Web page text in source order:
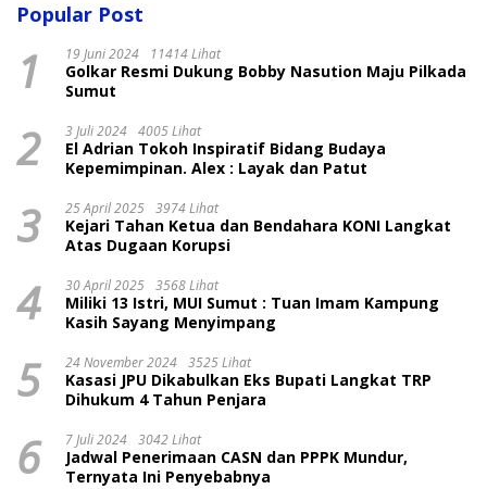
Popular Post
1 19 Juni 2024 11414 Lihat
Golkar Resmi Dukung Bobby Nasution Maju Pilkada
Sumut
2 3 Juli 2024 4005 Lihat
El Adrian Tokoh Inspiratif Bidang Budaya
Kepemimpinan. Alex : Layak dan Patut
3 25 April 2025 3974 Lihat
Kejari Tahan Ketua dan Bendahara KONI Langkat
Atas Dugaan Korupsi
4 30 April 2025 3568 Lihat
Miliki 13 Istri, MUI Sumut : Tuan Imam Kampung
Kasih Sayang Menyimpang
5 24 November 2024 3525 Lihat
Kasasi JPU Dikabulkan Eks Bupati Langkat TRP
Dihukum 4 Tahun Penjara
6 7 Juli 2024 3042 Lihat
Jadwal Penerimaan CASN dan PPPK Mundur,
Ternyata Ini Penyebabnya